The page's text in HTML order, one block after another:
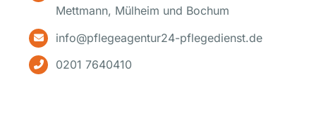
Mettmann, Mülheim und Bochum
info@pflegeagentur24-pflegedienst.de
0201 7640410